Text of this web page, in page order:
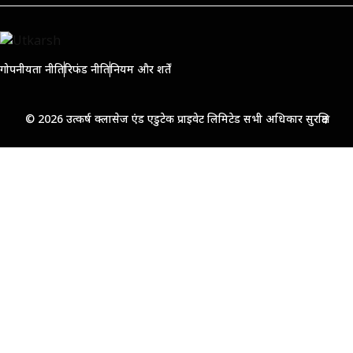
गोपनीयता नीतिरिफंड नीतिनियम और शर्तें
© 2026 उत्कर्ष क्लासेज एंड एडुटेक प्राइवेट लिमिटेड सभी अधिकार सुरक्षित